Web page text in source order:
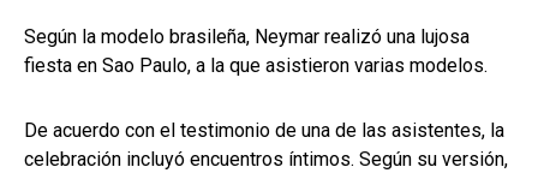
Según la modelo brasileña, Neymar realizó una lujosa
fiesta en Sao Paulo, a la que asistieron varias modelos.
De acuerdo con el testimonio de una de las asistentes, la
celebración incluyó encuentros íntimos. Según su versión,